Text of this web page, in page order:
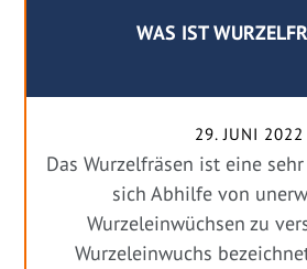
WAS IST
29. JUNI 2022
Das Wurzelfräsen ist eine
sich Abhilfe von
Wurzeleinwüchsen zu
Wurzeleinwuchs